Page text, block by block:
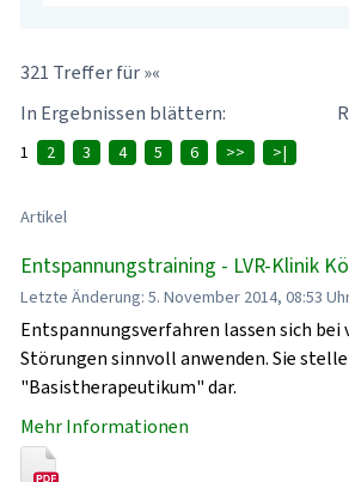
321 Treffer für »«
In Ergebnissen blättern:
1 2 3 4 5 6 >> >|
Artikel
Entspannungstraining - LVR-Klinik
Letzte Änderung: 5. November 2014, 08:53
Entspannungsverfahren lassen sich bei
Störungen sinnvoll anwenden. Sie
"Basistherapeutikum" dar.
Mehr Informationen